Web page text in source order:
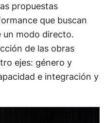
propuestas
que buscan
un modo directo.
de las obras
ejes: género y
e integración y